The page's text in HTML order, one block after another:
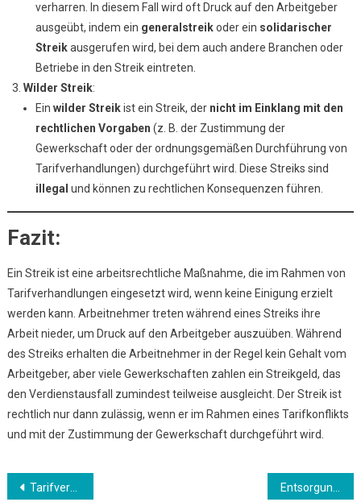
verharren. In diesem Fall wird oft Druck auf den Arbeitgeber
ausgeübt, indem ein generalstreikoder ein solidarischer
Streikausgerufen wird, bei dem auch andere Branchen oder
Betriebe in den Streik eintreten.
Wilder Streik:
Ein wilder Streikist ein Streik, der nicht im Einklang mit den
rechtlichen Vorgaben (z. B. der Zustimmung der
Gewerkschaft oder der ordnungsgemäßen Durchführung von
Tarifverhandlungen) durchgeführt wird. Diese Streiks sind
illegal und können zu rechtlichen Konsequenzen führen.
Fazit:
Ein Streik ist eine arbeitsrechtliche Maßnahme, die im Rahmen von
Tarifverhandlungen eingesetzt wird, wenn keine Einigung erzielt
werden kann. Arbeitnehmer treten während eines Streiks ihre
Arbeit nieder, um Druck auf den Arbeitgeber auszuüben. Während
des Streiks erhalten die Arbeitnehmer in der Regel kein Gehalt vom
Arbeitgeber, aber viele Gewerkschaften zahlen ein Streikgeld, das
den Verdienstausfall zumindest teilweise ausgleicht. Der Streik ist
rechtlich nur dann zulässig, wenn er im Rahmen eines Tarifkonflikts
und mit der Zustimmung der Gewerkschaft durchgeführt wird.
Beitrags-
Tarifvertrag